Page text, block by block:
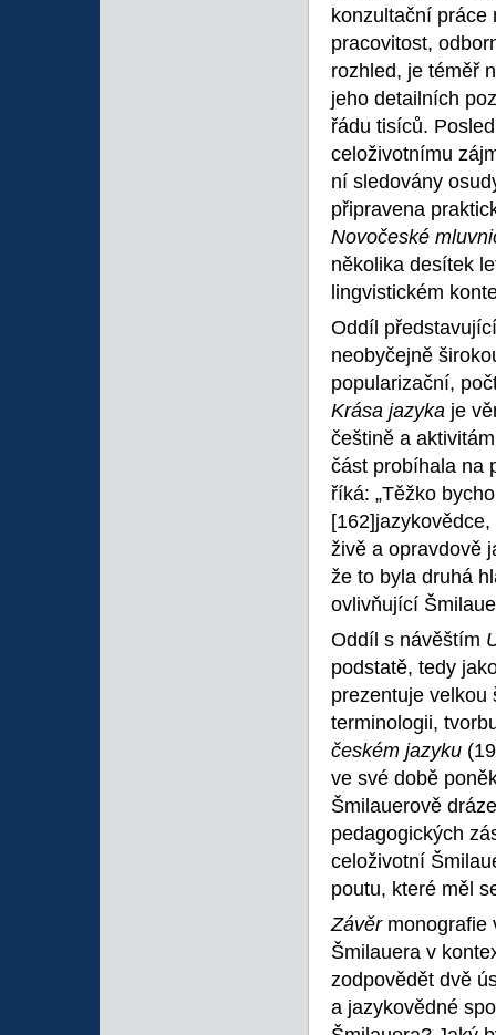
konzultační
pracovitost,
rozhled, je téměř
jeho detailních
řádu tisíců.
celoživotnímu
ní sledovány
připravena
Novočeské
několika desítek
lingvistickém
Oddíl
neobyčejně
popularizační,
Krása jazyka je
češtině a
část probíhala na
říká: „Těžko
živě a opravdově
že to byla druhá
ovlivňující
Oddíl s návěštím
podstatě, tedy
prezentuje velkou
terminologii,
českém jazyku
ve své době
Šmilauerově
pedagogických
celoživotní
poutu, které měl
Závěr monografie
Šmilauera v
zodpovědět dvě
a jazykovědné